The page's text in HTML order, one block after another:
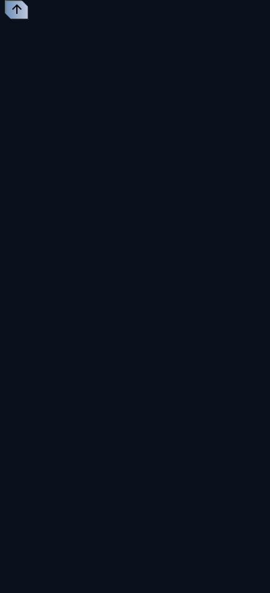
arrow_upward